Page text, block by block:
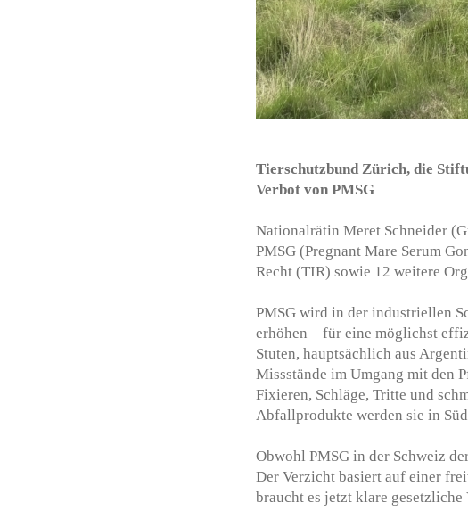
Tierschutzbund Zürich, die
Verbot von PMSG
Nationalrätin Meret Schneider
PMSG (Pregnant Mare Serum
Recht (TIR) sowie 12 weitere
PMSG wird in der industriellen
erhöhen – für eine möglichst
Stuten, hauptsächlich aus
Missstände im Umgang mit den
Fixieren, Schläge, Tritte und
Abfallprodukte werden sie in
Obwohl PMSG in der Schweiz
Der Verzicht basiert auf einer
braucht es jetzt klare gesetzliche